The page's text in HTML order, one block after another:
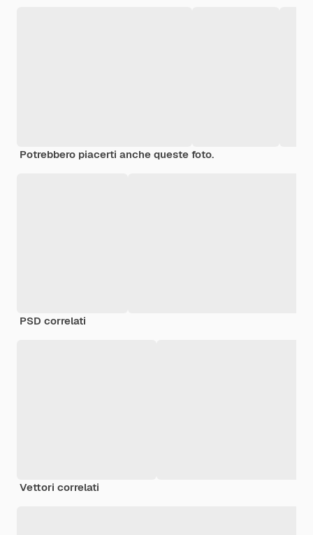
Potrebbero piacerti anche queste foto.
PSD correlati
Vettori correlati